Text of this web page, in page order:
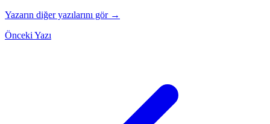
Yazarın diğer yazılarını gör →
Önceki Yazı